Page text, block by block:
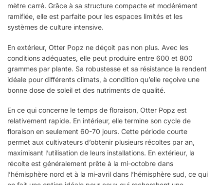
mètre carré. Grâce à sa structure compacte et modérément
ramifiée, elle est parfaite pour les espaces limités et les
systèmes de culture intensive.
En extérieur, Otter Popz ne déçoit pas non plus. Avec les
conditions adéquates, elle peut produire entre 600 et 800
grammes par plante. Sa robustesse et sa résistance la rendent
idéale pour différents climats, à condition qu’elle reçoive une
bonne dose de soleil et des nutriments de qualité.
En ce qui concerne le temps de floraison, Otter Popz est
relativement rapide. En intérieur, elle termine son cycle de
floraison en seulement 60-70 jours. Cette période courte
permet aux cultivateurs d’obtenir plusieurs récoltes par an,
maximisant l’utilisation de leurs installations. En extérieur, la
récolte est généralement prête à la mi-octobre dans
l’hémisphère nord et à la mi-avril dans l’hémisphère sud, ce qui